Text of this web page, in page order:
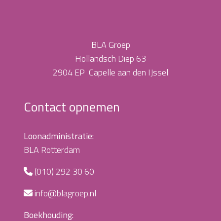
BLA Groep
Hollandsch Diep 63
2904 EP Capelle aan den IJssel
Contact opnemen
Loonadministratie:
BLA Rotterdam
(010) 292 30 60
info@blagroep.nl
Boekhouding: